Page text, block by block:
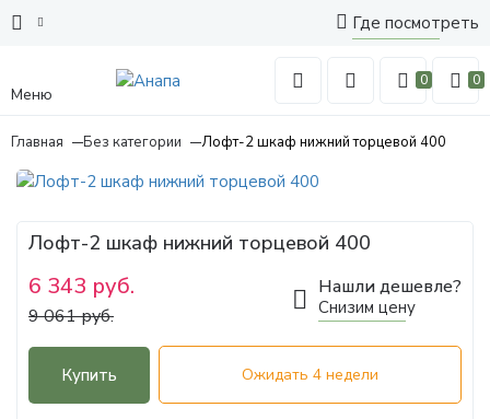
Где посмотреть
Меню
0 0
Главная Без категории Лофт-2 шкаф нижний торцевой 400
Лофт-2 шкаф нижний торцевой 400
6 343 руб.
9 061 руб.
Нашли дешевле?
Снизим цену
Купить Ожидать 4 недели